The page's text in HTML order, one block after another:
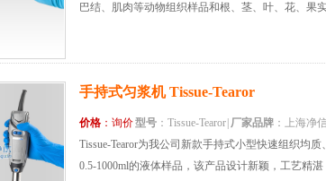
巴结、肌肉等动物组织样品和根、茎、叶、花、果
手持式匀浆机 Tissue-Tearor
价格 ：询价型号：Tissue-Tearor| 厂家品牌：上海净
Tissue-Tearor为我公司新款手持式小型快速组织均
0.5-1000ml的液体样品，该产品设计新颖，工艺精